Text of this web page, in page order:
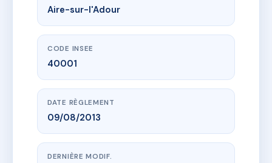
Aire-sur-l'Adour
CODE INSEE
40001
DATE RÈGLEMENT
09/08/2013
DERNIÈRE MODIF.